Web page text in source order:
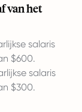
van het
salaris
$600.
salaris
$300.